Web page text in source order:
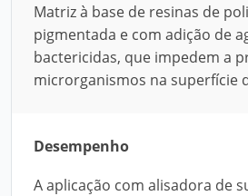
Matriz à base de resinas de
pigmentada e com adição de
bactericidas, que impedem a
microrganismos na superfície
Desempenho
A aplicação com alisadora de